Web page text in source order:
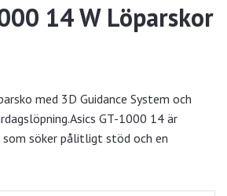
14 W Löparskor
med 3D Guidance System och
GT-1000 14 är
söker pålitligt stöd och en